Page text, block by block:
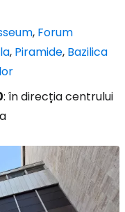
, Forum
, Piramide, Bazilica
: în direcția centrului